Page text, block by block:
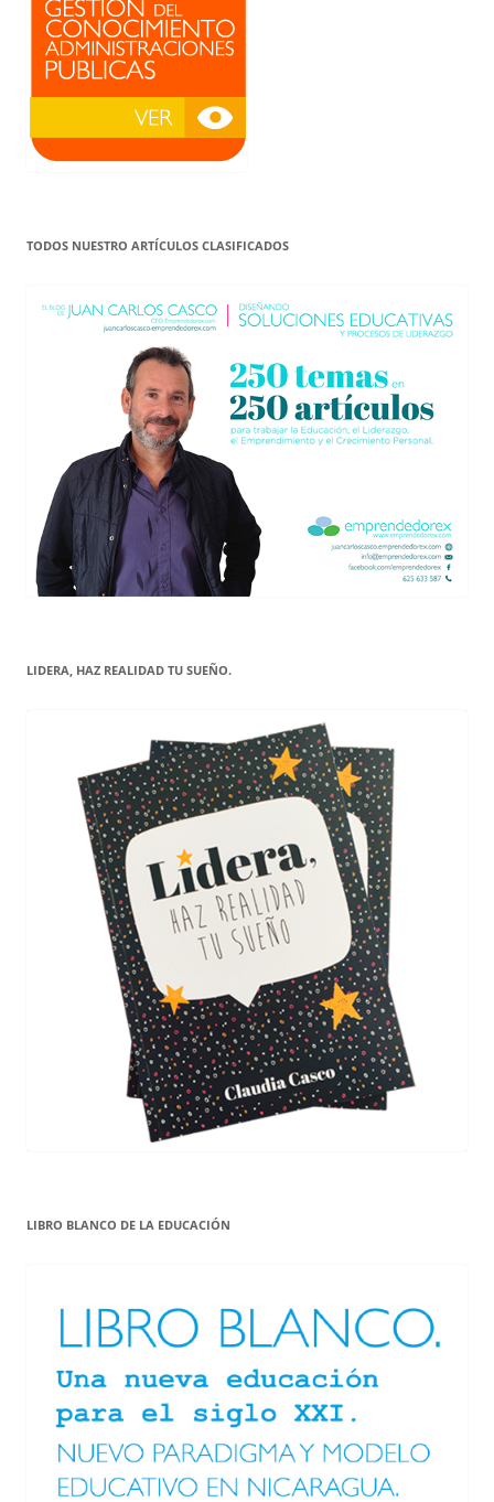
TODOS NUESTRO ARTÍCULOS CLASIFICADOS
LIDERA, HAZ REALIDAD TU SUEÑO.
LIBRO BLANCO DE LA EDUCACIÓN